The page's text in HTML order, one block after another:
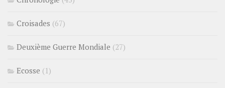
Croisades (67)
Deuxième Guerre Mondiale (27)
Ecosse (1)